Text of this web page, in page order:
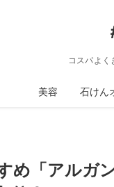
コスパよ
美容 石けん
め「アルガ